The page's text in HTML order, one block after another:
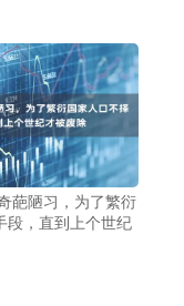
葩陋习，为了繁衍
段，直到上个世纪